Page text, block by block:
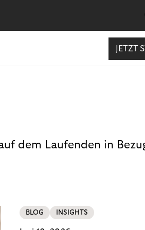
JETZT
dem Laufenden in
BLOG INSIGHTS